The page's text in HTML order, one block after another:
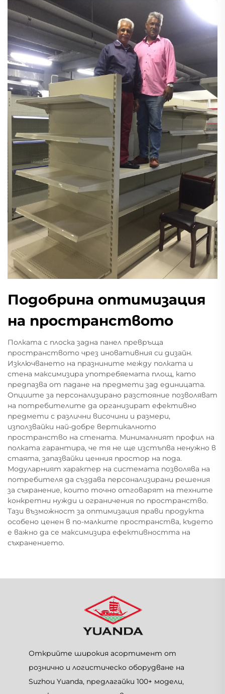
Подобрина оптимизация
на пространството
Полката с плоска задна панел превръща
пространството чрез иновативния си дизайн.
Изключването на празнините между полката и
стена максимизира употребяемата площ, като
предпазва от падане на предмети зад единицата.
Опциите за персонализирано разстояние позволяват
на потребителите да организират ефективно
предмети с различни височини и размери,
използвайки най-добре вертикалното
пространство на стената. Минималният профил на
полката гарантира, че тя не ще изстъпва ненужно в
стаята, запазвайки ценния простор на пода.
Модуларният характер на системата позволява на
потребителя да създава персонализирани решения
за съхранение, които точно отговарят на техните
конкретни нужди и ограничения по пространство.
Тази възможност за оптимизация прави продукта
особено ценен в по-малките пространства, където
е важно да се максимизира ефективността на
съхранението.
Открийте широкия асортимент от
рознично и логистическо оборудване на
Suzhou Yuanda, предлагайки 100+ модели,